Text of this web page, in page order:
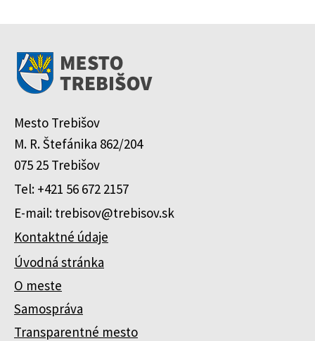
Mesto Trebišov
M. R. Štefánika 862/204
075 25 Trebišov
Tel: +421 56 672 2157
E-mail: trebisov@trebisov.sk
Kontaktné údaje
Úvodná stránka
O meste
Samospráva
Transparentné mesto